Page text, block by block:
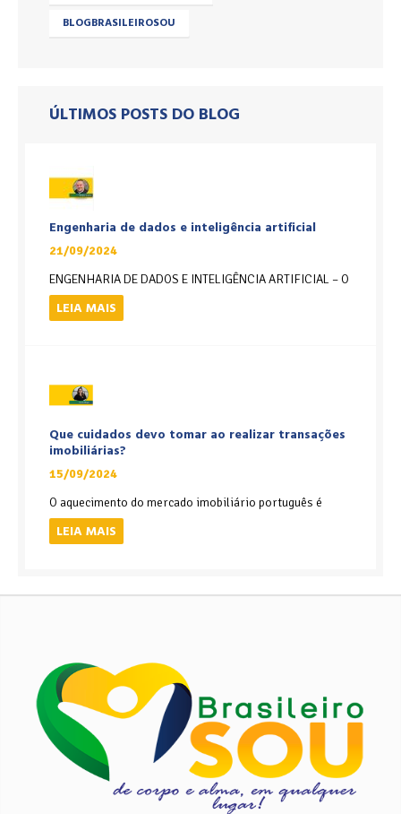
BLOGBRASILEIROSOU
ÚLTIMOS POSTS DO BLOG
Engenharia de dados e inteligência artificial
21/09/2024
ENGENHARIA DE DADOS E INTELIGÊNCIA ARTIFICIAL – O
LEIA MAIS
Que cuidados devo tomar ao realizar transações
imobiliárias?
15/09/2024
O aquecimento do mercado imobiliário português é
LEIA MAIS